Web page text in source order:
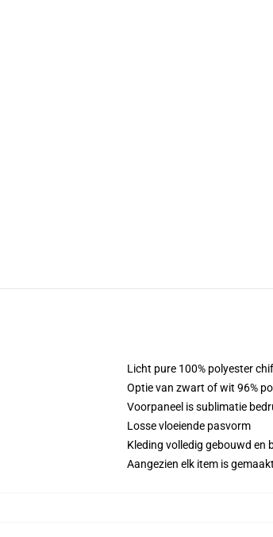
Licht pure 100% polyester
Optie van zwart of wit 96%
Voorpaneel is sublimatie
Losse vloeiende pasvorm
Kleding volledig gebouwd en
Aangezien elk item is